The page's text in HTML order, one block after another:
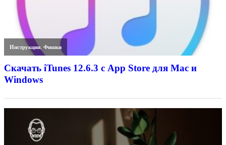
Инструкции,Фишки
Скачать iTunes 12.6.3 с App Store для Mac и
Windows